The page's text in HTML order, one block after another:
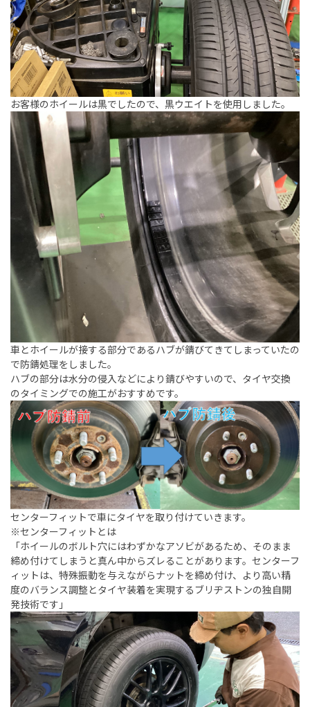
お客様のホイールは黒でしたので、黒ウエイトを使用しました。
車とホイールが接する部分であるハブが錆びてきてしまっていたの
で防錆処理をしました。
ハブの部分は水分の侵入などにより錆びやすいので、タイヤ交換
のタイミングでの施工がおすすめです。
センターフィットで車にタイヤを取り付けていきます。
※センターフィットとは
「ホイールのボルト穴にはわずかなアソビがあるため、そのまま
締め付けてしまうと真ん中からズレることがあります。センターフ
ィットは、特殊振動を与えながらナットを締め付け、より高い精
度のバランス調整とタイヤ装着を実現するブリヂストンの独自開
発技術です」